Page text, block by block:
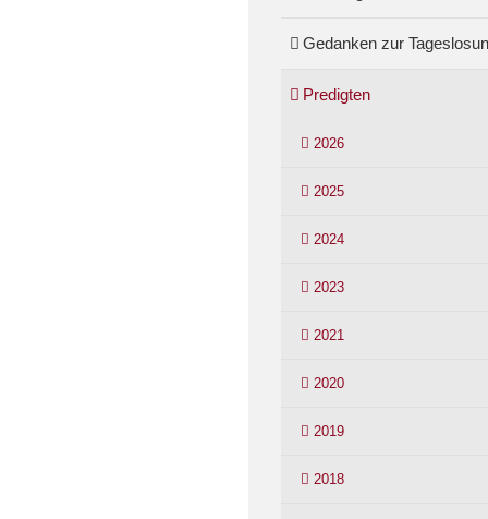
Gedanken zur
Predigten
2026
2025
2024
2023
2021
2020
2019
2018